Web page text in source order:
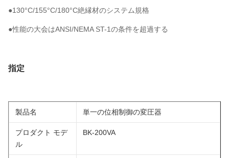
●130°C/155°C/180°C絶縁材のシステム規格
●性能の大会はANSI/NEMA ST-1の条件を超過する
指定
製品名 単一の位相制御の変圧器
プロダクト モデ
ル
BK-200VA